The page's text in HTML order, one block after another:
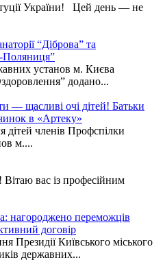
України! Цей день — не
“Діброва” та
Поляниця”
установ м. Києва
додано...
— щасливі очі дітей! Батьки
в «Артеку»
дітей членів Профспілки
м....
Вітаю вас із професійним
нагороджено переможців
договір
Президії Київського міського
державних...